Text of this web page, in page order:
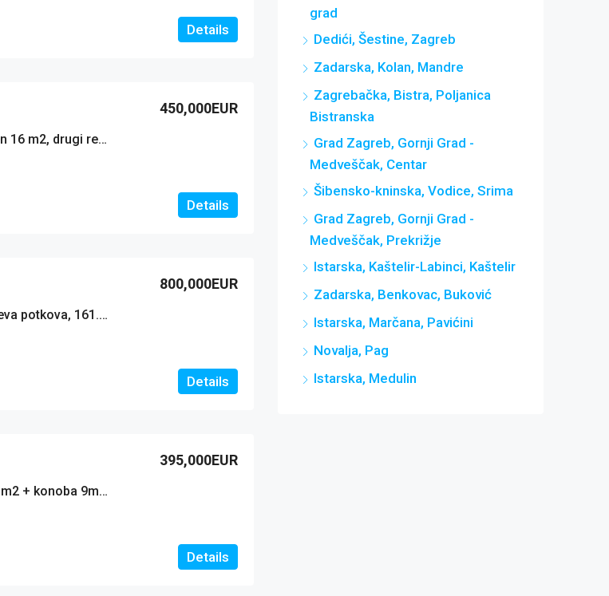
Details
Kuća: Srima, 116.00 m2 + bazen 16 m2, drugi red (prodaja)
450,000EUR
Details
Stan: Zagreb (Centar), Lenucijeva potkova, 161.00 m2 + 60 m2 spremišta (prodaja)
800,000EUR
Details
Kamena Kuća: Buković, 157.00 m2 + konoba 9m2 + bazen 32 m2 Novogradnja (prodaja)
395,000EUR
Details
grad
Dedići, Šestine, Zagreb
Zadarska, Kolan, Mandre
Zagrebačka, Bistra, Poljanica
Bistranska
Grad Zagreb, Gornji Grad -
Medveščak, Centar
Šibensko-kninska, Vodice, Srima
Grad Zagreb, Gornji Grad -
Medveščak, Prekrižje
Istarska, Kaštelir-Labinci, Kaštelir
Zadarska, Benkovac, Buković
Istarska, Marčana, Pavićini
Novalja, Pag
Istarska, Medulin